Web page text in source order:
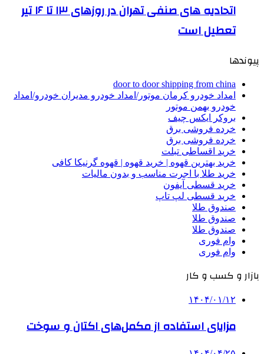
اتحادیه های صنفی تهران در روزهای ۱۳ تا ۱۶ تیر
تعطیل است
پیوندها
door to door shipping from china
امداد خودرو کرمان موتور/امداد خودرو مدیران خودرو/امداد
خودرو بهمن موتور
بروکر ایکس چیف
خرده فروشی برق
خرده فروشی برق
خرید اقساطی تبلت
خرید بهترین قهوه | خرید قهوه | قهوه گرنیکا کافی
خرید طلا با اجرت مناسب و بدون مالیات
خرید قسطی آیفون
خرید قسطی لپ تاپ
صندوق طلا
صندوق طلا
صندوق طلا
وام فوری
وام فوری
بازار و کسب و کار
۱۴۰۴/۰۱/۱۲
مزایای استفاده از مکمل‌های اکتان و سوخت